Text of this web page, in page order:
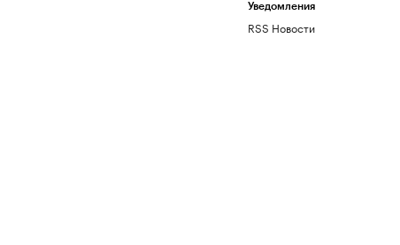
Уведомления
RSS Новости